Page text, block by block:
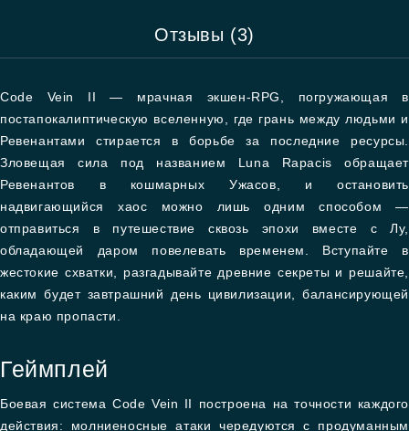
Отзывы (3)
Code Vein II — мрачная экшен-RPG, погружающая в
постапокалиптическую вселенную, где грань между людьми и
Ревенантами стирается в борьбе за последние ресурсы.
Зловещая сила под названием Luna Rapacis обращает
Ревенантов в кошмарных Ужасов, и остановить
надвигающийся хаос можно лишь одним способом —
отправиться в путешествие сквозь эпохи вместе с Лу,
обладающей даром повелевать временем. Вступайте в
жестокие схватки, разгадывайте древние секреты и решайте,
каким будет завтрашний день цивилизации, балансирующей
на краю пропасти.
Геймплей
Боевая система Code Vein II построена на точности каждого
действия: молниеносные атаки чередуются с продуманным